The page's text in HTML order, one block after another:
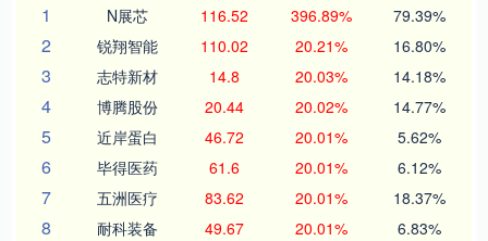
1
N展芯 116.52 396.89% 79.39%
2 锐翔智能 110.02 20.21% 16.80%
3 志特新材 14.8 20.03% 14.18%
4 博腾股份 20.44 20.02% 14.77%
5 近岸蛋白 46.72 20.01% 5.62%
6 毕得医药 61.6 20.01% 6.12%
7 五洲医疗 83.62 20.01% 18.37%
8 耐科装备 49.67 20.01% 6.83%